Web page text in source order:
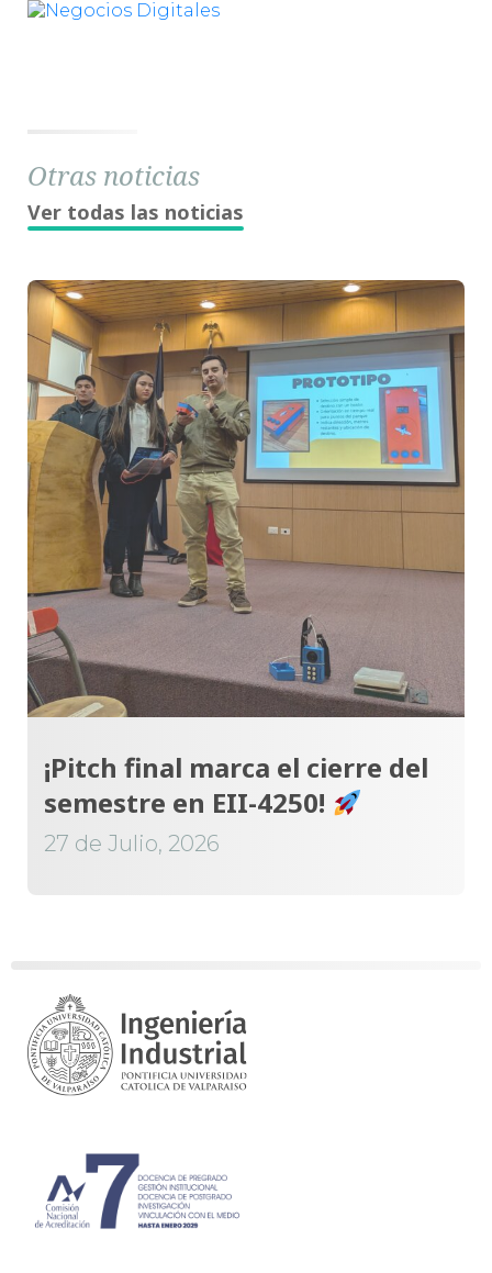
Otras noticias
Ver todas las noticias
¡Pitch final marca el cierre del
semestre en EII-4250!
27 de Julio, 2026